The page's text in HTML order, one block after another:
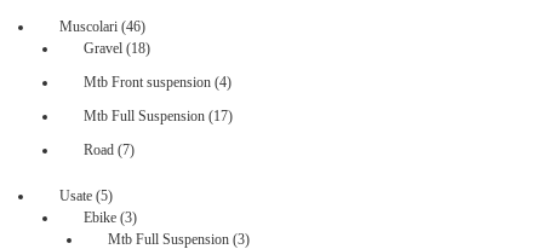
Muscolari 4646
prodotti
Gravel 1818
Mtb Front suspension 44
Mtb Full Suspension 1717
Road 77
Usate 55
prodotti
Ebike 33
prodotti
Mtb Full Suspension 33